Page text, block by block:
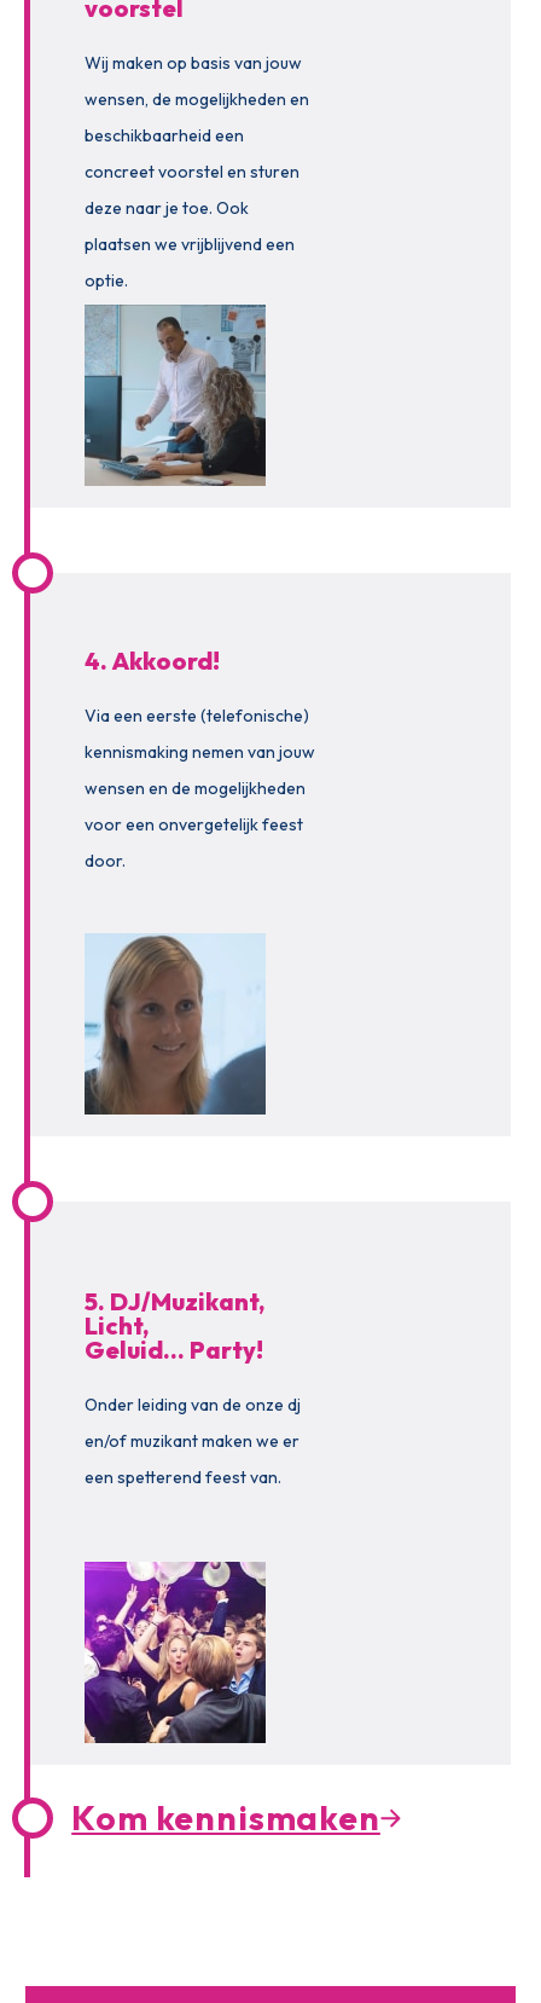
voorstel
Wij maken op basis van jouw
wensen, de mogelijkheden en
beschikbaarheid een
concreet voorstel en sturen
deze naar je toe. Ook
plaatsen we vrijblijvend een
optie.
4. Akkoord!
Via een eerste (telefonische)
kennismaking nemen van jouw
wensen en de mogelijkheden
voor een onvergetelijk feest
door.
5. DJ/Muzikant,
Licht,
Geluid… Party!
Onder leiding van de onze dj
en/of muzikant maken we er
een spetterend feest van.
Kom kennismaken